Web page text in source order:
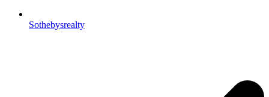
Sothebysrealty